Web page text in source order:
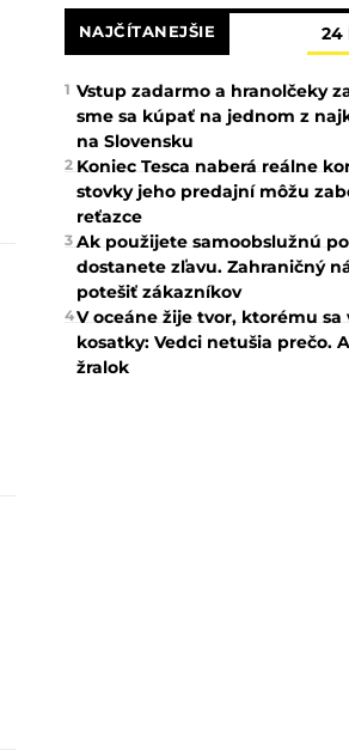
NAJČÍTANEJŠIE 24
1 Vstup zadarmo a hranolčeky
sme sa kúpať na jednom z
na Slovensku
2 Koniec Tesca naberá reálne
stovky jeho predajní môžu
reťazce
3 Ak použijete samoobslužnú
dostanete zľavu. Zahraničný
potešiť zákazníkov
4V oceáne žije tvor, ktorému sa
kosatky: Vedci netušia prečo.
žralok